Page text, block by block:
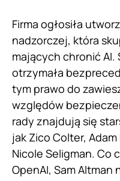
Firma ogłosiła
nadzorczej, która
mających chronić AI.
otrzymała
tym prawo do
względów
rady znajdują się
jak Zico Colter, Adam
Nicole Seligman. Co
OpenAI, Sam Altman